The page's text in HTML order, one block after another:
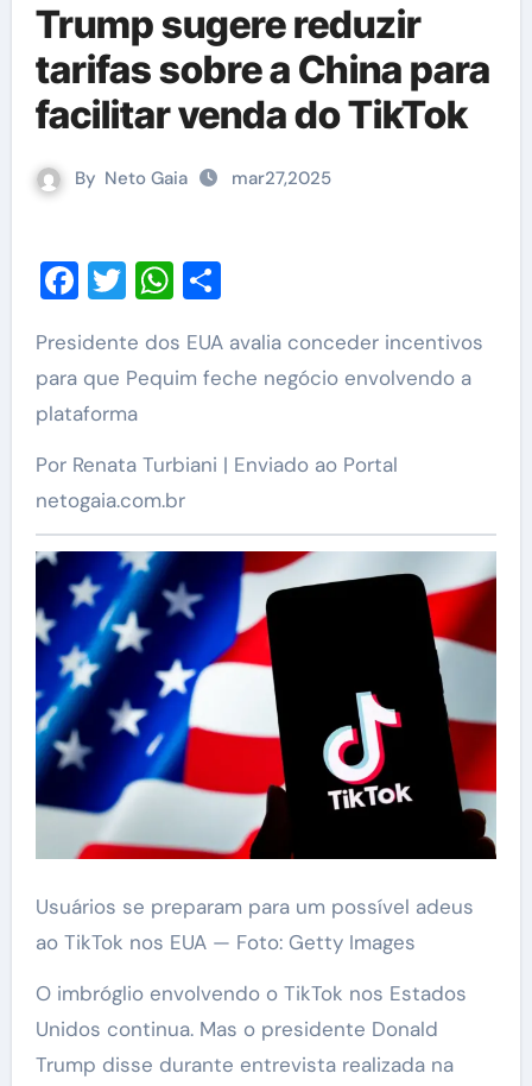
Trump sugere reduzir
tarifas sobre a China para
facilitar venda do TikTok
By Neto Gaia mar27,2025
Facebook
TwitterWhatsApp
Share
Presidente dos EUA avalia conceder incentivos
para que Pequim feche negócio envolvendo a
plataforma
Por Renata Turbiani | Enviado ao Portal
netogaia.com.br
Usuários se preparam para um possível adeus
ao TikTok nos EUA — Foto: Getty Images
O imbróglio envolvendo o TikTok nos Estados
Unidos continua. Mas o presidente Donald
Trump disse durante entrevista realizada na